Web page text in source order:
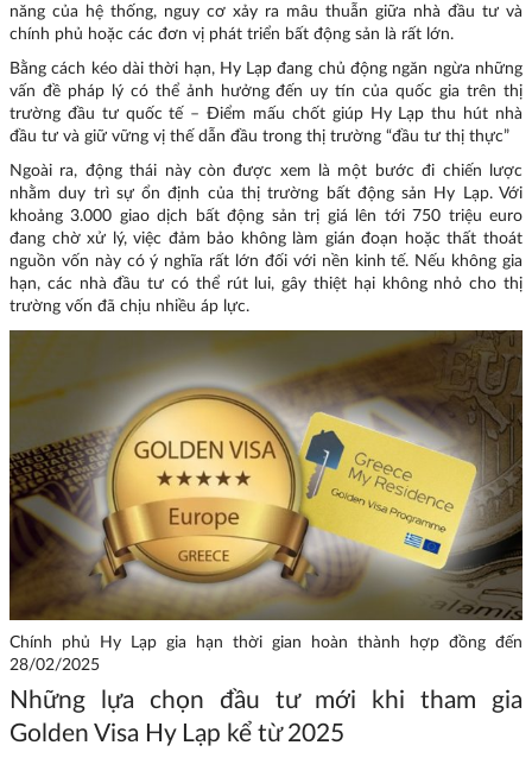
năng của hệ thống, nguy cơ xảy ra mâu thuẫn giữa nhà đầu tư và
chính phủ hoặc các đơn vị phát triển bất động sản là rất lớn.
Bằng cách kéo dài thời hạn, Hy Lạp đang chủ động ngăn ngừa những
vấn đề pháp lý có thể ảnh hưởng đến uy tín của quốc gia trên thị
trường đầu tư quốc tế – Điểm mấu chốt giúp Hy Lạp thu hút nhà
đầu tư và giữ vững vị thế dẫn đầu trong thị trường “đầu tư thị thực”
Ngoài ra, động thái này còn được xem là một bước đi chiến lược
nhằm duy trì sự ổn định của thị trường bất động sản Hy Lạp. Với
khoảng 3.000 giao dịch bất động sản trị giá lên tới 750 triệu euro
đang chờ xử lý, việc đảm bảo không làm gián đoạn hoặc thất thoát
nguồn vốn này có ý nghĩa rất lớn đối với nền kinh tế. Nếu không gia
hạn, các nhà đầu tư có thể rút lui, gây thiệt hại không nhỏ cho thị
trường vốn đã chịu nhiều áp lực.
Chính phủ Hy Lạp gia hạn thời gian hoàn thành hợp đồng đến
28/02/2025
Những lựa chọn đầu tư mới khi tham gia
Golden Visa Hy Lạp kể từ 2025